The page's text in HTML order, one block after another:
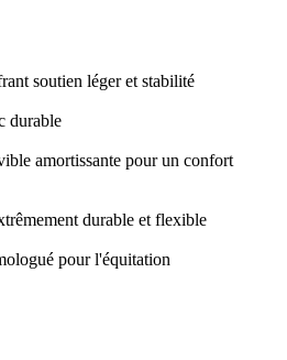
soutien léger et stabilité
durable
amortissante pour un confort
durable et flexible
pour l'équitation